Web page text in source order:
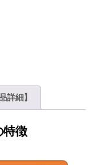
詳細】
特徴